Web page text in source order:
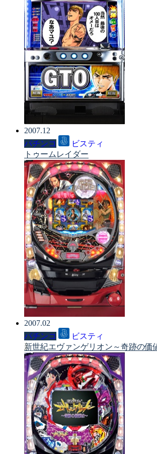
2007.12
パチンコ
ビスティ
トゥームレイダー
2007.02
パチンコ
ビスティ
新世紀エヴァンゲリオン～奇跡の価